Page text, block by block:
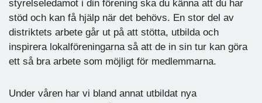
styrelseledamot i din förening ska du känna att du har
stöd och kan få hjälp när det behövs. En stor del av
distriktets arbete går ut på att stötta, utbilda och
inspirera lokalföreningarna så att de in sin tur kan göra
ett så bra arbete som möjligt för medlemmarna.
Under våren har vi bland annat utbildat nya